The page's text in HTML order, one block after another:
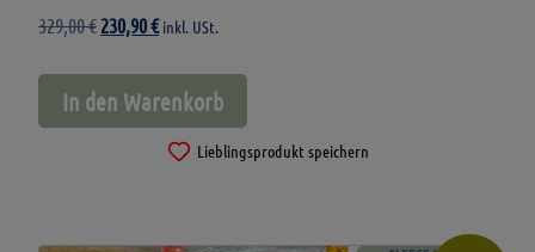
329,00€ Ursprünglicher
329,00 €
230,90€Aktueller
230,90 €.
inkl. USt.
In den Warenkorb
Lieblingsprodukt speichern